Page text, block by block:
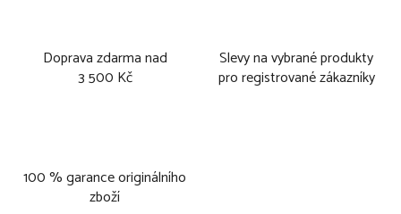
Doprava zdarma nad
3 500 Kč
Slevy na vybrané produkty
pro registrované zákazníky
100 % garance originálního
zboží